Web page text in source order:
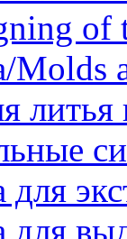
of
литья